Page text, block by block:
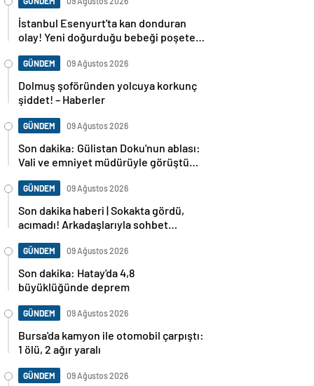
İstanbul Esenyurt'ta kan donduran
olay! Yeni doğurduğu bebeği poşete
haberleri
GÜNDEM 09 Ağustos 2026
Dolmuş şoföründen yolcuya korkunç
şiddet! – Haberler
GÜNDEM 09 Ağustos 2026
Son dakika: Gülistan Doku'nun ablası:
Vali ve emniyet müdürüyle görüştüm,
GÜNDEM 09 Ağustos 2026
Son dakika haberi | Sokakta gördü,
acımadı! Arkadaşlarıyla sohbet
GÜNDEM 09 Ağustos 2026
Son dakika: Hatay'da 4,8
büyüklüğünde deprem
GÜNDEM 09 Ağustos 2026
Bursa'da kamyon ile otomobil çarpıştı:
1 ölü, 2 ağır yaralı
GÜNDEM 09 Ağustos 2026